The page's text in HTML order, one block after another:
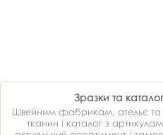
Зразки та
Швейним фабрикам, ательє
тканин і каталог з